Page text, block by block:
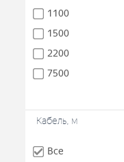
1100
1500
2200
7500
Кабель, м
Все